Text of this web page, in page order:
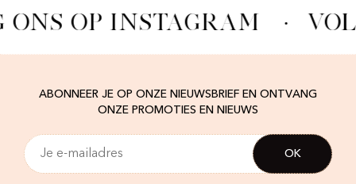
ONS OP INSTAGRAM ·
ABONNEER JE OP ONZE NIEUWSBRIEF EN ONTVANG
ONZE PROMOTIES EN NIEUWS